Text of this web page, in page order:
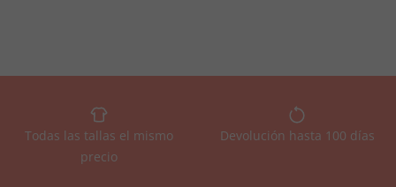
Todas las tallas el mismo
precio
Devolución hasta 100 días